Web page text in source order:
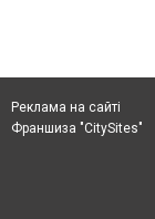
Реклама на сайті
Франшиза "CitySites"